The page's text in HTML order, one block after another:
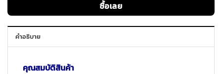
ซื้อเลย
คำอธิบาย
คุณสมบัติสินค้า